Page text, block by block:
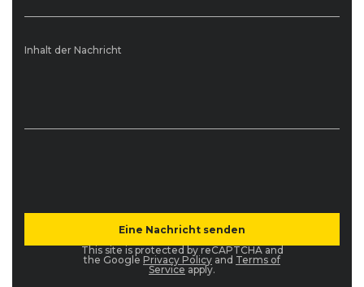
Inhalt der Nachricht
This site is protected by reCAPTCHA and
the Google Privacy Policy and Terms of
Service apply.